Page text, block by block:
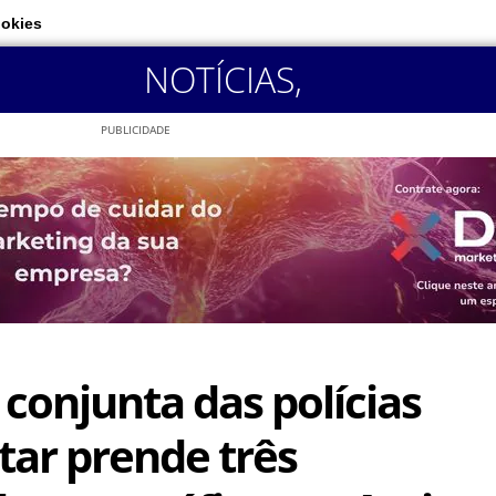
NOTÍCIAS,
PUBLICIDADE
das polícias
prende três